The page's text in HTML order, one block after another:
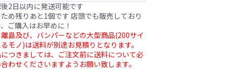
2日以内に発送可能です
め残りあと1個です 店頭でも販売しており
ご購入はお早めに！
島及び、バンパーなどの大型商品(200サイ
モノ)は送料が別途お見積りとなります。
つきましては、ご注文前に送料について必
わせくださいますようお願い致します。